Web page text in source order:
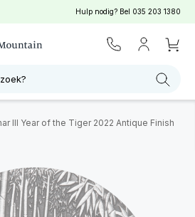
Hulp nodig? Bel 035 203 1380
III Year of the Tiger 2022 Antique Finish